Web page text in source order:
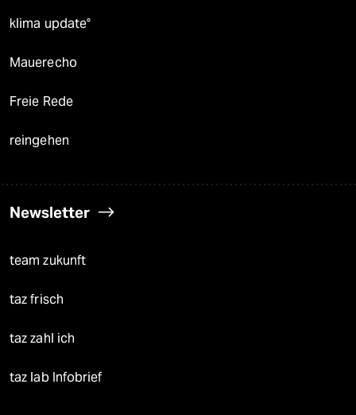
klima update°
Mauerecho
Freie Rede
reingehen
Newsletter
team zukunft
taz frisch
taz zahl ich
taz lab Infobrief